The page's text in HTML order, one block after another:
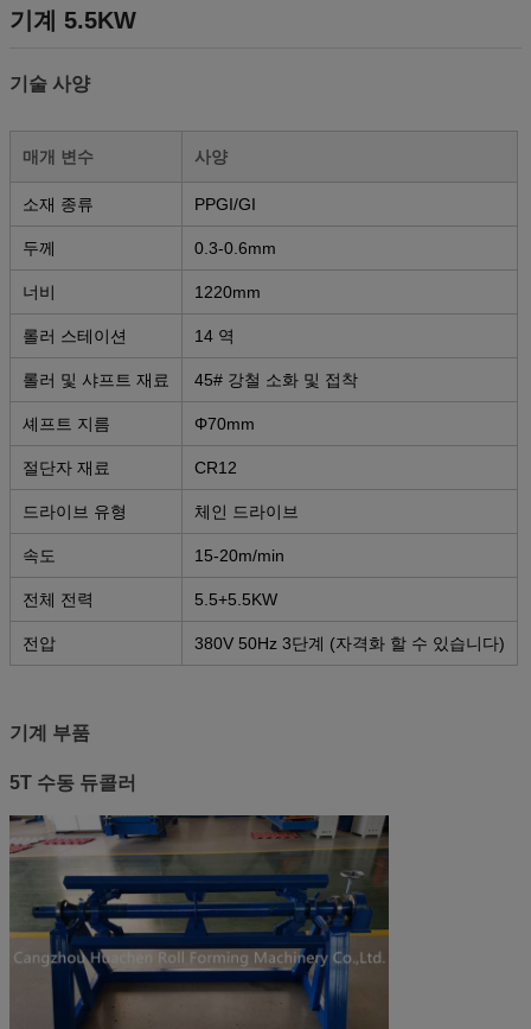
기계 5.5KW
기술 사양
매개 변수 사양
소재 종류 PPGI/GI
두께 0.3-0.6mm
너비 1220mm
롤러 스테이션 14 역
롤러 및 샤프트 재료 45# 강철 소화 및 접착
셰프트 지름 Φ70mm
절단자 재료 CR12
드라이브 유형 체인 드라이브
속도 15-20m/min
전체 전력 5.5+5.5KW
전압 380V 50Hz 3단계 (자격화 할 수 있습니다)
기계 부품
5T 수동 듀콜러